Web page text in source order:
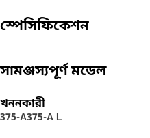
স্পেসিফিকেশন
সামঞ্জস্যপূর্ণ মডেল
খননকারী
375-A375-A L